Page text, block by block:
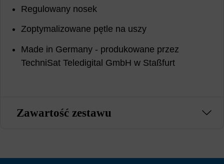
Regulowany nosek
Zoptymalizowane pętle na uszy
Made in Germany - produkowane przez
TechniSat Teledigital GmbH w Staßfurt
Zawartość zestawu